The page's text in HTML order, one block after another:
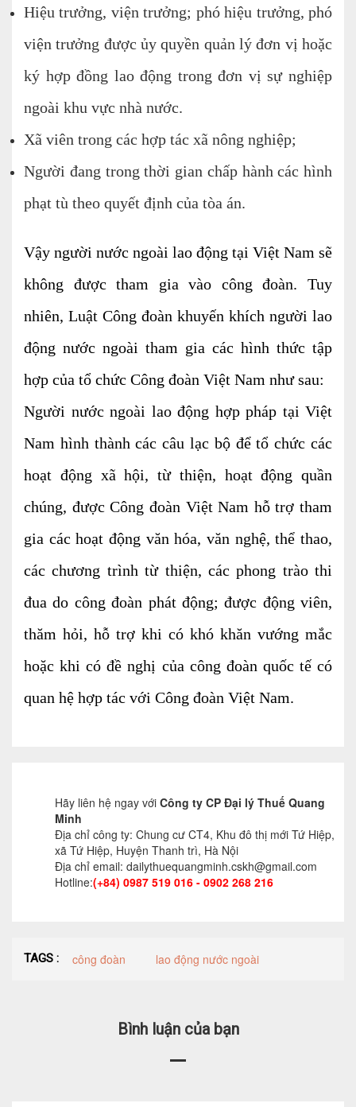
Hóa đơn điện tử
Dịch vụ Kiểm toán
Thi công, lắp đặt nhôm kính
TIN TỨC VĂN BẢN PHÁP LUẬT TƯ VẤN HỎI ĐÁP
TUYỂN DỤNG LIÊN HỆ
Hiệu trưởng, viện trưởng; phó hiệu trưởng, phó
viện trưởng được ủy quyền quản lý đơn vị hoặc
ký hợp đồng lao động trong đơn vị sự nghiệp
ngoài khu vực nhà nước.
Xã viên trong các hợp tác xã nông nghiệp;
Người đang trong thời gian chấp hành các hình
phạt tù theo quyết định của tòa án.
Vậy người nước ngoài lao động tại Việt Nam sẽ
không được tham gia vào công đoàn. Tuy
nhiên, Luật Công đoàn khuyến khích người lao
động nước ngoài tham gia các hình thức tập
hợp của tổ chức Công đoàn Việt Nam như sau:
Người nước ngoài lao động hợp pháp tại Việt
Nam hình thành các câu lạc bộ để tổ chức các
hoạt động xã hội, từ thiện, hoạt động quần
chúng, được Công đoàn Việt Nam hỗ trợ tham
gia các hoạt động văn hóa, văn nghệ, thể thao,
các chương trình từ thiện, các phong trào thi
đua do công đoàn phát động; được động viên,
thăm hỏi, hỗ trợ khi có khó khăn vướng mắc
hoặc khi có đề nghị của công đoàn quốc tế có
quan hệ hợp tác với Công đoàn Việt Nam.
Hãy liên hệ ngay với Công ty CP Đại lý Thuế Quang
Minh
Địa chỉ công ty: Chung cư CT4, Khu đô thị mới Tứ Hiệp,
xã Tứ Hiệp, Huyện Thanh trì, Hà Nội
Địa chỉ email: dailythuequangminh.cskh@gmail.com
Hotline:(+84) 0987 519 016 - 0902 268 216
TAGS : công đoàn lao động nước ngoài
Bình luận của bạn